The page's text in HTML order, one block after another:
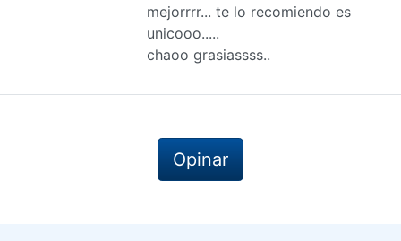
mejorrrr... te lo recomiendo es
unicooo.....
chaoo grasiassss..
Opinar